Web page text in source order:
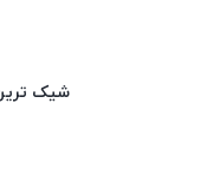
شیک ترین